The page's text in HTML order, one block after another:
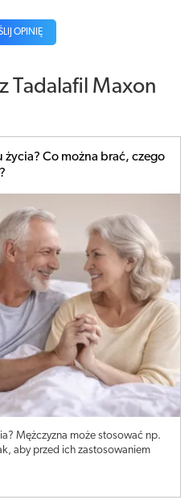
OPINIĘ
Tadalafil Maxon
Co można brać, czego
Mężczyzna może stosować np.
aby przed ich zastosowaniem